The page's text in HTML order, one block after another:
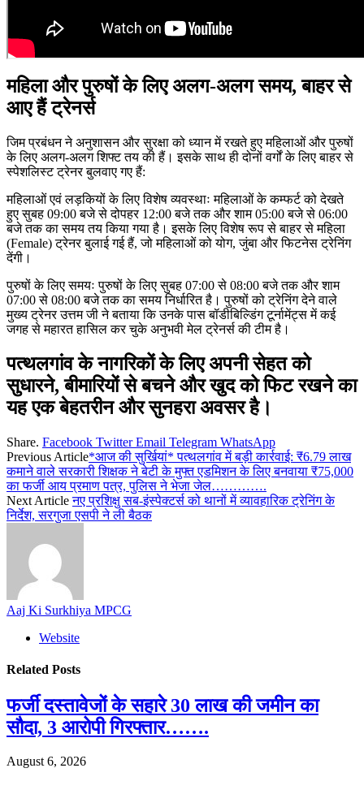
महिला और पुरुषों के लिए अलग-अलग समय, बाहर से
आए हैं ट्रेनर्स
जिम प्रबंधन ने अनुशासन और सुरक्षा को ध्यान में रखते हुए महिलाओं और पुरुषों
के लिए अलग-अलग शिफ्ट तय की हैं। इसके साथ ही दोनों वर्गों के लिए बाहर से
स्पेशलिस्ट ट्रेनर बुलवाए गए हैं:
महिलाओं एवं लड़कियों के लिए विशेष व्यवस्थाः महिलाओं के कम्फर्ट को देखते
हुए सुबह 09:00 बजे से दोपहर 12:00 बजे तक और शाम 05:00 बजे से 06:00
बजे तक का समय तय किया गया है। इसके लिए विशेष रूप से बाहर से महिला
(Female) ट्रेनर बुलाई गई हैं, जो महिलाओं को योग, जुंबा और फिटनेस ट्रेनिंग
देंगी।
पुरुषों के लिए समयः पुरुषों के लिए सुबह 07:00 से 08:00 बजे तक और शाम
07:00 से 08:00 बजे तक का समय निर्धारित है। पुरुषों को ट्रेनिंग देने वाले
मुख्य ट्रेनर उत्तम जी ने बताया कि उनके पास बॉडीबिल्डिंग टूर्नामेंट्स में कई
जगह से महारत हासिल कर चुके अनुभवी मेल ट्रेनर्स की टीम है।
पत्थलगांव के नागरिकों के लिए अपनी सेहत को
सुधारने, बीमारियों से बचने और खुद को फिट रखने का
यह एक बेहतरीन और सुनहरा अवसर है।
Share. Facebook Twitter Email Telegram WhatsApp
Previous Article*आज की सुर्खियां* पत्थलगांव में बड़ी कार्रवाई: ₹6.79 लाख
कमाने वाले सरकारी शिक्षक ने बेटी के मुफ्त एडमिशन के लिए बनवाया ₹75,000
का फर्जी आय प्रमाण पत्र, पुलिस ने भेजा जेल………….
Next Articleनए प्रशिक्षु सब-इंस्पेक्टर्स को थानों में व्यावहारिक ट्रेनिंग के
निर्देश, सरगुजा एसपी ने ली बैठक
Aaj Ki Surkhiya MPCG
Website
Related Posts
फर्जी दस्तावेजों के सहारे 30 लाख की जमीन का
सौदा, 3 आरोपी गिरफ्तार…….
August 6, 2026